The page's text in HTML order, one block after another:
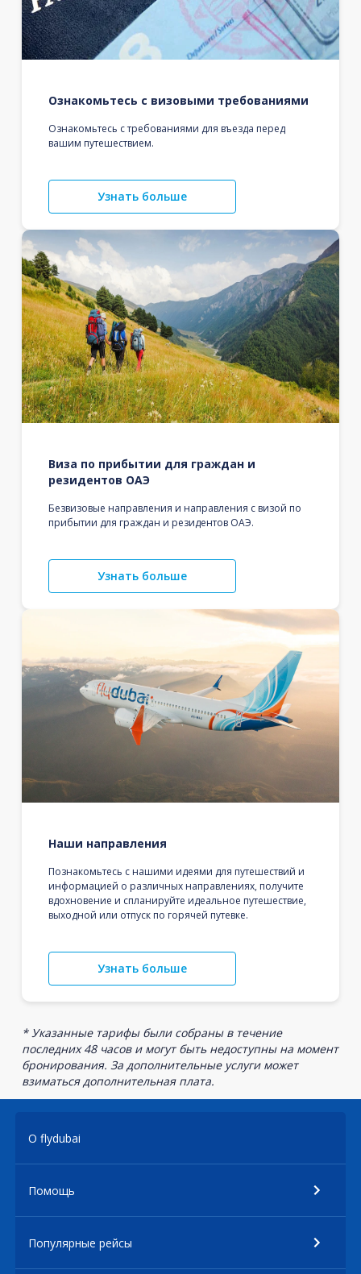
Ознакомьтесь с визовыми требованиями
Ознакомьтесь с требованиями для въезда перед
вашим путешествием.
Узнать больше
Виза по прибытии для граждан и
резидентов ОАЭ
Безвизовые направления и направления с визой по
прибытии для граждан и резидентов ОАЭ.
Узнать больше
Наши направления
Познакомьтесь с нашими идеями для путешествий и
информацией о различных направлениях, получите
вдохновение и спланируйте идеальное путешествие,
выходной или отпуск по горячей путевке.
Узнать больше
* Указанные тарифы были собраны в течение
последних 48 часов и могут быть недоступны на момент
бронирования. За дополнительные услуги может
взиматься дополнительная плата.
О flydubai
Помощь
Популярные рейсы